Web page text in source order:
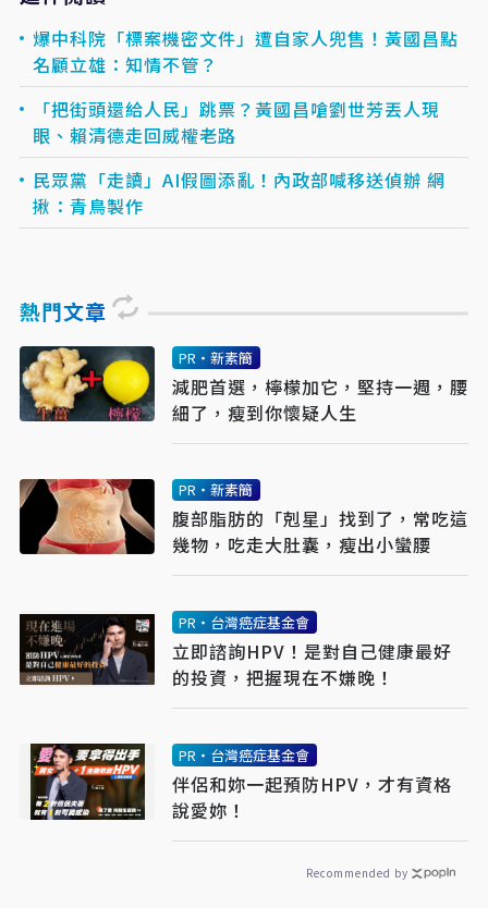
爆中科院「標案機密文件」遭自家人兜售！黃國昌點
名顧立雄：知情不管？
「把街頭還給人民」跳票？黃國昌嗆劉世芳丟人現
眼、賴清德走回威權老路
民眾黨「走讀」AI假圖添亂！內政部喊移送偵辦 網
揪：青鳥製作
熱門文章
PR・新素簡
減肥首選，檸檬加它，堅持一週，腰
細了，瘦到你懷疑人生
PR・新素簡
腹部脂肪的「剋星」找到了，常吃這
幾物，吃走大肚囊，瘦出小蠻腰
PR・台灣癌症基金會
立即諮詢HPV！是對自己健康最好
的投資，把握現在不嫌晚！
PR・台灣癌症基金會
伴侶和妳一起預防HPV，才有資格
說愛妳！
Recommended by